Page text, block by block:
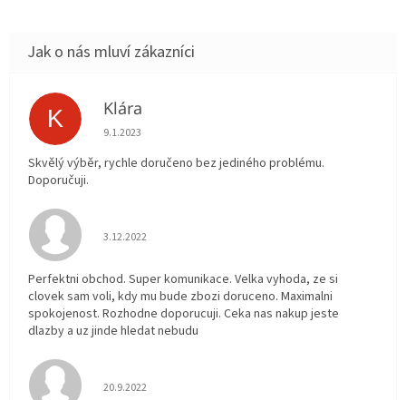
K Klára
Hodnocení obchodu je 5 z 5 hvězdiček.
9.1.2023
Skvělý výběr, rychle doručeno bez jediného problému.
Doporučuji.
Hodnocení obchodu je 5 z 5 hvězdiček.
3.12.2022
Perfektni obchod. Super komunikace. Velka vyhoda, ze si
clovek sam voli, kdy mu bude zbozi doruceno. Maximalni
spokojenost. Rozhodne doporucuji. Ceka nas nakup jeste
dlazby a uz jinde hledat nebudu
Hodnocení obchodu je 5 z 5 hvězdiček.
20.9.2022